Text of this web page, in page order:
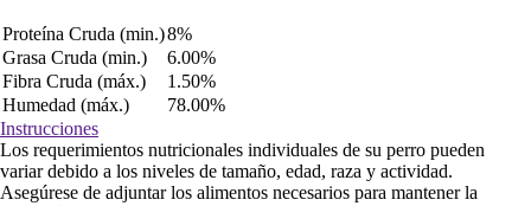
Proteína Cruda (min.)8%
Grasa Cruda (min.)
6.00%
Fibra Cruda (máx.)
1.50%
Humedad (máx.)
78.00%
Instrucciones
Los requerimientos nutricionales individuales de su perro pueden
variar debido a los niveles de tamaño, edad, raza y actividad.
Asegúrese de adjuntar los alimentos necesarios para mantener la